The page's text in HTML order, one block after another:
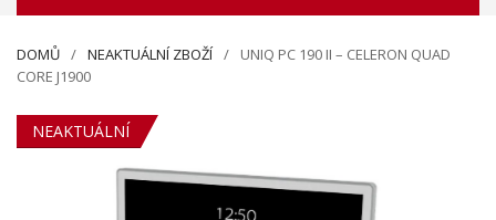
DOMŮ NEAKTUÁLNÍ ZBOŽÍ
UNIQ PC 190 II – CELERON QUAD
CORE J1900
NEAKTUÁLNÍ